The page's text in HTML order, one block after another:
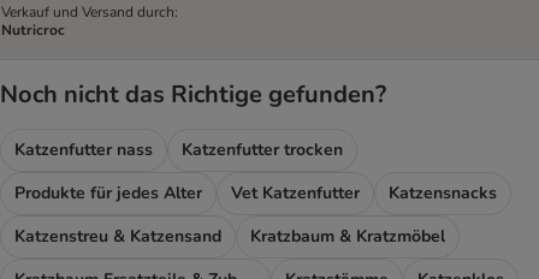
Verkauf und Versand durch:
Nutricroc
Noch nicht das Richtige gefunden?
Katzenfutter nass
Katzenfutter trocken
Produkte für jedes Alter
Vet Katzenfutter
Katzensnacks
Katzenstreu & Katzensand
Kratzbaum & Kratzmöbel